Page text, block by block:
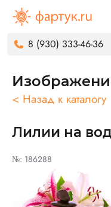
8 (930) 333-46-36
< Назад к каталогу
Лилии на
№: 186288